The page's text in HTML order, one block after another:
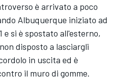
è arrivato a poco
Albuquerque iniziato ad
si è spostato all'esterno,
disposto a lasciargli
in uscita ed è
il muro di gomme.